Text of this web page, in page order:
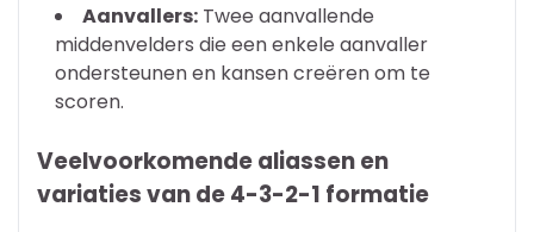
Aanvallers: Twee aanvallende
middenvelders die een enkele aanvaller
ondersteunen en kansen creëren om te
scoren.
Veelvoorkomende aliassen en
variaties van de 4-3-2-1 formatie